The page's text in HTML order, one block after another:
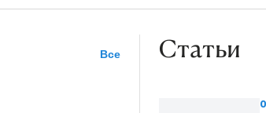
Все Статьи